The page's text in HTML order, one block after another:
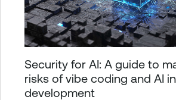
Security for AI: A guide to
risks of vibe coding and AI
development